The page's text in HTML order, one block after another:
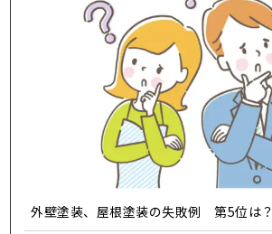
外壁塗装、屋根塗装の失敗例 第5位は？